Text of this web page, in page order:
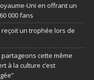
Uni en offrant un
000 fans
un trophée lors de
partageons cette même
à la culture c’est